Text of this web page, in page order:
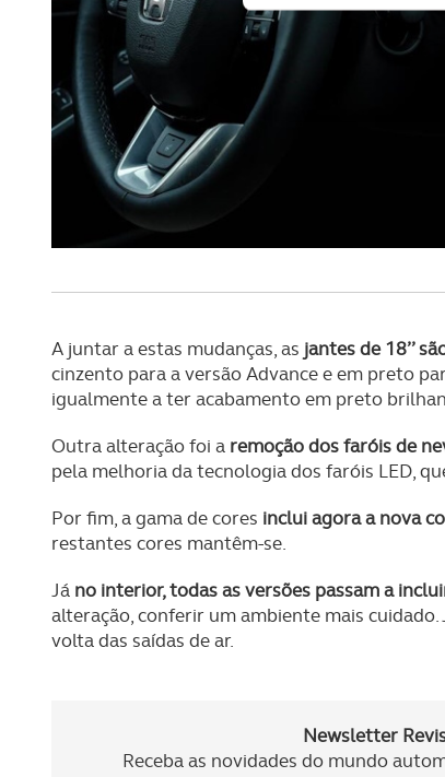
funcionalidades de
Adicionalmente
e organizações na
O ACP garantirá que
consentimento e
Realçamos que o
navegação no
A juntar a estas mudanças, as jantes de 18’’
cinzento para a versão Advance e em preto
igualmente a ter acabamento em preto
Outra alteração foi a remoção dos faróis de
pela melhoria da tecnologia dos faróis LED,
Por fim, a gama de cores inclui agora a nova
restantes cores mantêm-se.
Já no interior, todas as versões passam a
alteração, conferir um ambiente mais
volta das saídas de ar.
Newsletter
Receba as novidades do mundo